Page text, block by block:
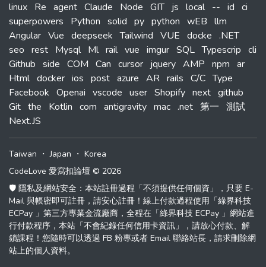
linux Re agent Claude Node GIT js local -- id ci
superpowers
Python solid py python wEB llm
Angular Vue deepseek Tailwind VUE docke .NET
seo rest Mysql Ml rail vue imgur SQL Typescrip cli
Github side COM Can cursor jquery AMP npm ar
Html docker ios post azure AR rails C/C Type
Facebook Openai vscode user Shopify next github
Git the Kotlin com antigravity mac .net 第一 測試
Next.JS
Taiwan ・Japan ・ Korea
CodeLove 愛寫扣論壇 © 2026
🛡️ 隱私及網站安全：本站註冊過程「不須提供任何個資」，只要 E-
Mail 與帳密即可註冊，請安心註冊！線上付款過程使用「綠界科技
ECPay 」第三方專業金流廠商，全程在「綠界科技 ECPay 」網站進
行付款程序，本站「不會紀錄任何信用卡資訊」，請放心付款、解
鎖課程！您隨時可以透過 FB 粉專或者 Email 聯絡站長，請求刪除網
站上的個人資料。